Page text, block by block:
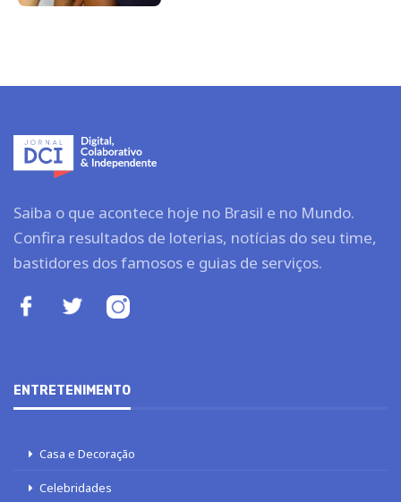
Saiba o que acontece hoje no Brasil e no Mundo.
Confira resultados de loterias, notícias do seu time,
bastidores dos famosos e guias de serviços.
ENTRETENIMENTO
Casa e Decoração
Celebridades